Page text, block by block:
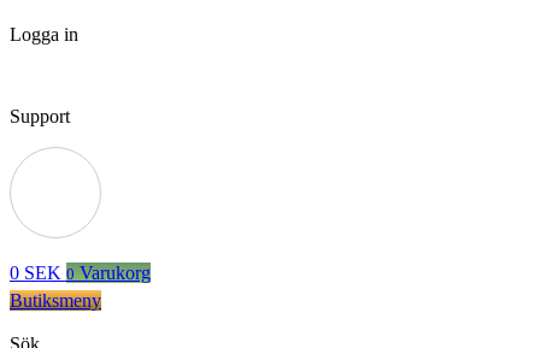
Logga in
Support
0 SEK 0 Varukorg
Butiksmeny
Sök